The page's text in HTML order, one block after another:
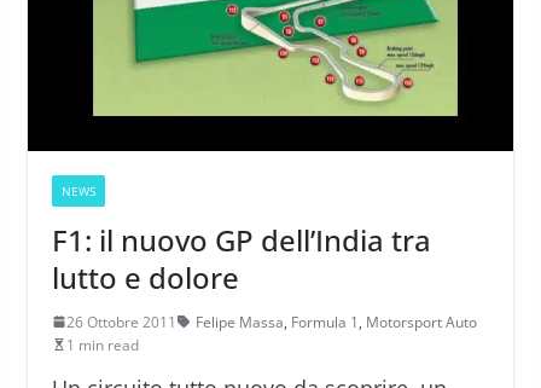
NEWS
F1: il nuovo GP dell’India tra
lutto e dolore
26 Ottobre 2011 Felipe Massa, Formula 1, Motorsport Auto
1 min read